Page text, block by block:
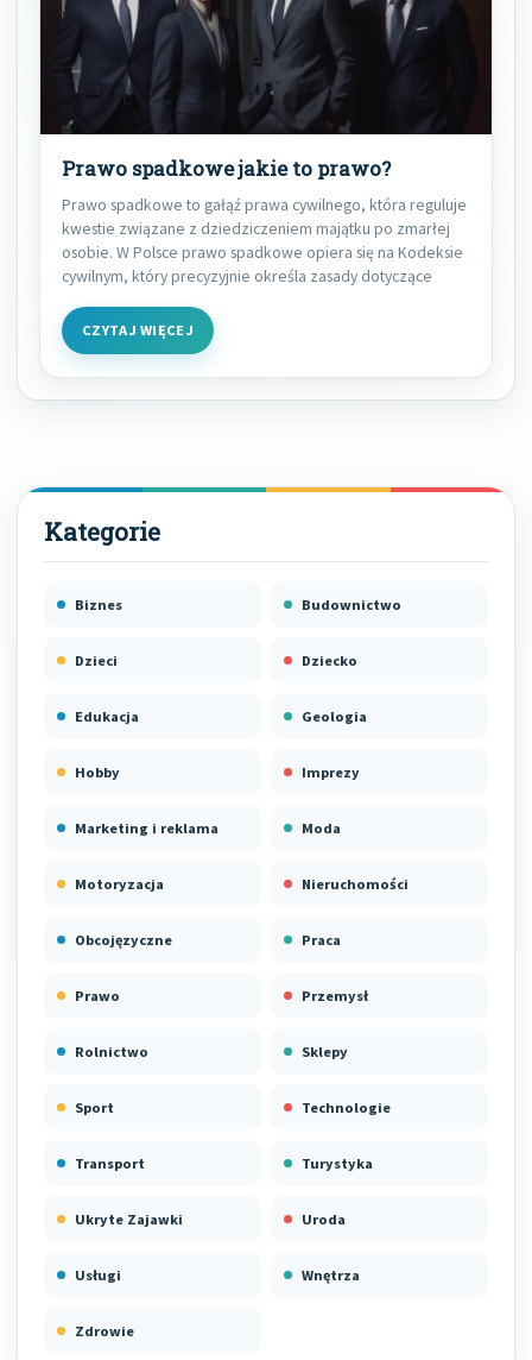
Prawo spadkowe jakie to prawo?
Prawo spadkowe to gałąź prawa cywilnego, która reguluje
kwestie związane z dziedziczeniem majątku po zmarłej
osobie. W Polsce prawo spadkowe opiera się na Kodeksie
cywilnym, który precyzyjnie określa zasady dotyczące
CZYTAJ WIĘCEJ
Biznes Budownictwo
Dzieci Dziecko
Edukacja Geologia
Hobby Imprezy
Marketing i reklama Moda
Motoryzacja Nieruchomości
Obcojęzyczne Praca
Prawo Przemysł
Rolnictwo Sklepy
Sport Technologie
Transport Turystyka
Ukryte Zajawki Uroda
Usługi Wnętrza
Zdrowie